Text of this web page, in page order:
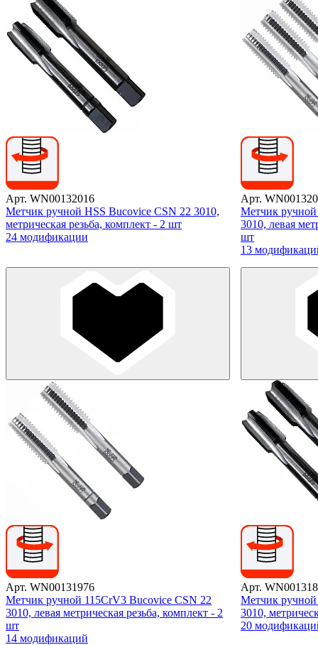
Арт. WN00132016
Метчик ручной HSS Bucovice CSN 22 3010,
метрическая резьба, комплект - 2 шт
24 модификации
Арт.
Метчик
3010, левая
шт
13
Арт. WN00131976
Метчик ручной 115CrV3 Bucovice CSN 22
3010, левая метрическая резьба, комплект - 2
шт
14 модификаций
Арт.
Метчик
3010,
20